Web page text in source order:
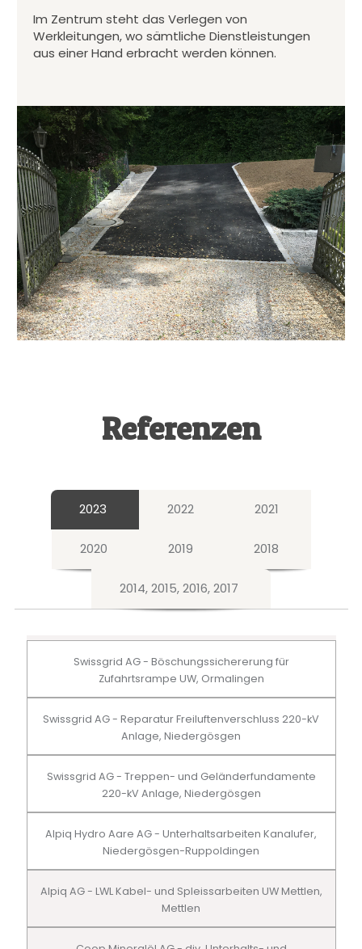
Im Zentrum steht das Verlegen von
Werkleitungen, wo sämtliche Dienstleistungen
aus einer Hand erbracht werden können.
Referenzen
2023 2022 2021
2020 2019 2018
2014, 2015, 2016, 2017
Swissgrid AG - Böschungssichererung für
Zufahrtsrampe UW, Ormalingen
Swissgrid AG - Reparatur Freiluftenverschluss 220-kV
Anlage, Niedergösgen
Swissgrid AG - Treppen- und Geländerfundamente
220-kV Anlage, Niedergösgen
Alpiq Hydro Aare AG - Unterhaltsarbeiten Kanalufer,
Niedergösgen-Ruppoldingen
Alpiq AG - LWL Kabel- und Spleissarbeiten UW Mettlen,
Mettlen